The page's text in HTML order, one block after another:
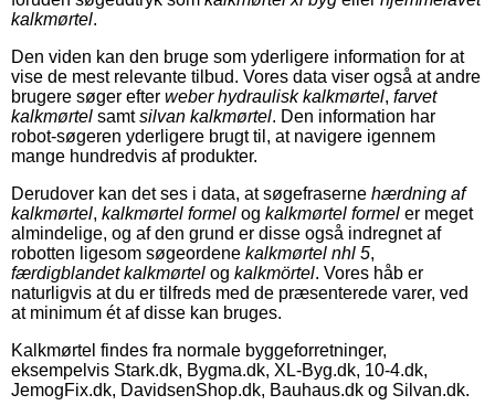
kalkmørtel.
Den viden kan den bruge som yderligere information for at
vise de mest relevante tilbud. Vores data viser også at andre
brugere søger efter weber hydraulisk kalkmørtel, farvet
kalkmørtel samtsilvan kalkmørtel. Den information har
robot-søgeren yderligere brugt til, at navigere igennem
mange hundredvis af produkter.
Derudover kan det ses i data, at søgefraserne hærdning af
kalkmørtel, kalkmørtel formel og kalkmørtel formel er meget
almindelige, og af den grund er disse også indregnet af
robotten ligesom søgeordene kalkmørtel nhl 5,
færdigblandet kalkmørtel og kalkmörtel. Vores håb er
naturligvis at du er tilfreds med de præsenterede varer, ved
at minimum ét af disse kan bruges.
Kalkmørtel findes fra normale byggeforretninger,
eksempelvis Stark.dk, Bygma.dk, XL-Byg.dk, 10-4.dk,
JemogFix.dk, DavidsenShop.dk, Bauhaus.dk og Silvan.dk.